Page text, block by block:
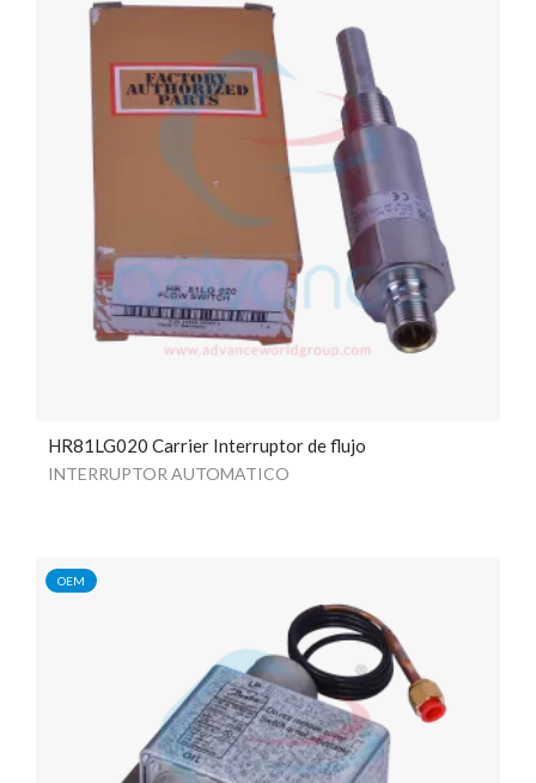
HR81LG020 Carrier Interruptor de flujo
INTERRUPTOR AUTOMATICO
OEM